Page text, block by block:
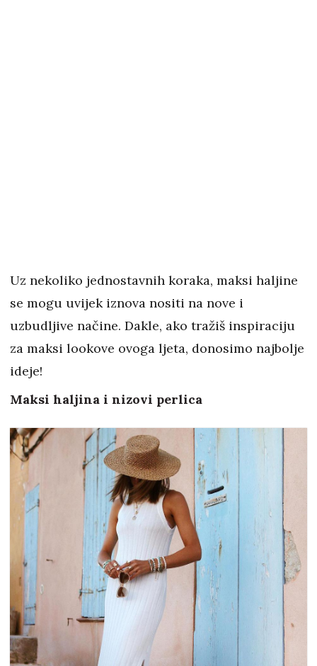
Uz nekoliko jednostavnih koraka, maksi haljine
se mogu uvijek iznova nositi na nove i
uzbudljive načine. Dakle, ako tražiš inspiraciju
za maksi lookove ovoga ljeta, donosimo najbolje
ideje!
Maksi haljina i nizovi perlica